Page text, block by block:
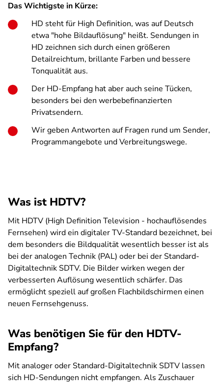
Das Wichtigste in Kürze:
HD steht für High Definition, was auf Deutsch
etwa "hohe Bildauflösung" heißt. Sendungen in
HD zeichnen sich durch einen größeren
Detailreichtum, brillante Farben und bessere
Tonqualität aus.
Der HD-Empfang hat aber auch seine Tücken,
besonders bei den werbebefinanzierten
Privatsendern.
Wir geben Antworten auf Fragen rund um Sender,
Programmangebote und Verbreitungswege.
Was ist HDTV?
Mit HDTV (High Definition Television - hochauflösendes
Fernsehen) wird ein digitaler TV-Standard bezeichnet, bei
dem besonders die Bildqualität wesentlich besser ist als
bei der analogen Technik (PAL) oder bei der Standard-
Digitaltechnik SDTV. Die Bilder wirken wegen der
verbesserten Auflösung wesentlich schärfer. Das
ermöglicht speziell auf großen Flachbildschirmen einen
neuen Fernsehgenuss.
Was benötigen Sie für den HDTV-
Empfang?
Mit analoger oder Standard-Digitaltechnik SDTV lassen
sich HD-Sendungen nicht empfangen. Als Zuschauer